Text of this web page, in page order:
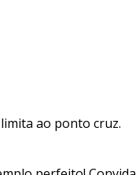
ao ponto cruz.